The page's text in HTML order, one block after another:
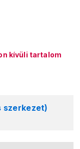
kívüli tartalom
szerkezet)